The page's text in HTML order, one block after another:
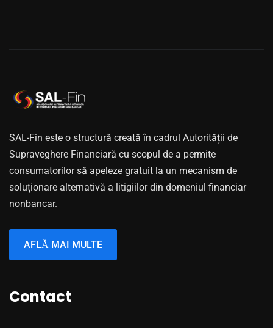
SAL-Fin este o structură creată în cadrul Autorității de
Supraveghere Financiară cu scopul de a permite
consumatorilor să apeleze gratuit la un mecanism de
soluționare alternativă a litigiilor din domeniul financiar
nonbancar.
AFLĂ MAI MULTE
Contact